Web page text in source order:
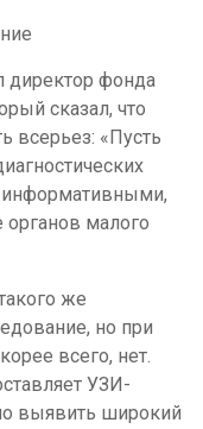
директор фонда
сказал, что
всерьез: «Пусть
информативными,
органов малого
же
но при
всего, нет.
УЗИ-
выявить широкий